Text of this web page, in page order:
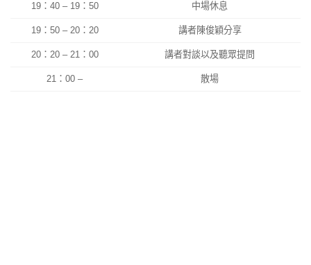
19：40 – 19：50 中場休息
19：50 – 20：20 講者陳俊穎分享
20：20 – 21：00 講者對談以及聽眾提問
21：00 – 散場